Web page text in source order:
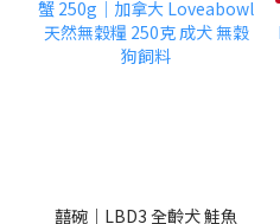
囍碗｜LBD3 全齡犬 鮭魚